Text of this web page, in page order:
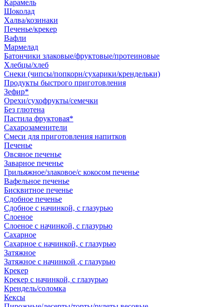
Карамель
Шоколад
Халва/козинаки
Печенье/крекер
Вафли
Мармелад
Батончики злаковые/фруктовые/протеиновые
Хлебцы/хлеб
Снеки (чипсы/попкорн/сухарики/крендельки)
Продукты быстрого приготовления
Зефир*
Орехи/сухофрукты/семечки
Без глютена
Пастила фруктовая*
Сахарозаменители
Смеси для приготовления напитков
Печенье
Овсяное печенье
Заварное печенье
Грильяжное/злаковое/с кокосом печенье
Вафельное печенье
Бисквитное печенье
Сдобное печенье
Сдобное с начинкой, с глазурью
Слоеное
Слоеное с начинкой, с глазурью
Сахарное
Сахарное с начинкой, с глазурью
Затяжное
Затяжное с начинкой ,с глазурью
Крекер
Крекер с начинкой, с глазурью
Крендель/соломка
Кексы